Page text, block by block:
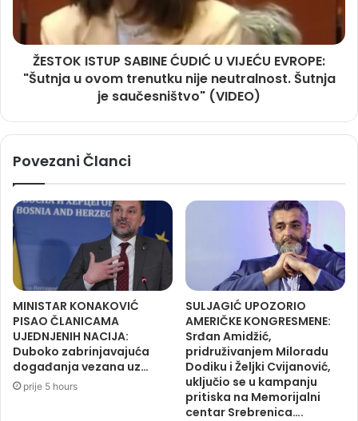
ŽESTOK ISTUP SABINE ĆUDIĆ U VIJEĆU EVROPE:
"Šutnja u ovom trenutku nije neutralnost. Šutnja
je saučesništvo" (VIDEO)
Povezani Članci
MINISTAR KONAKOVIĆ
PISAO ČLANICAMA
UJEDNJENIH NACIJA:
Duboko zabrinjavajuća
događanja vezana uz…
prije 5 hours
SULJAGIĆ UPOZORIO
AMERIČKE KONGRESMENE:
Srđan Amidžić,
pridruživanjem Miloradu
Dodiku i Željki Cvijanović,
uključio se u kampanju
pritiska na Memorijalni
centar Srebrenica….